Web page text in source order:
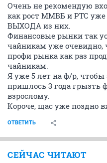
Очень не рекомендую
как рост ММВБ и РТС уже
ВЫХОДА из них.
Финансовые рынки так
чайникам уже очевидно,
профи рынка как раз
чайникам.
Я уже 5 лет на ф/р, чтобы
пришлось 3 года грызть
взрослому.
Короче, щас уже поздно
ОТВЕТИТЬ
СЕЙЧАС ЧИТАЮТ